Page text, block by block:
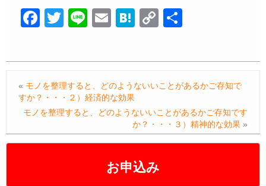
お申込み
F
c
b
o
o
T
tt
Li
e
E
ail
H
e
a
C
p
Li
n
k
« モノを整理すると、どのようないいことがあるかご存知で
すか？・・・２）経済的な効果
モノを整理すると、どのようないいことがあるかご存知です
か？・・・３）精神的な効果 »